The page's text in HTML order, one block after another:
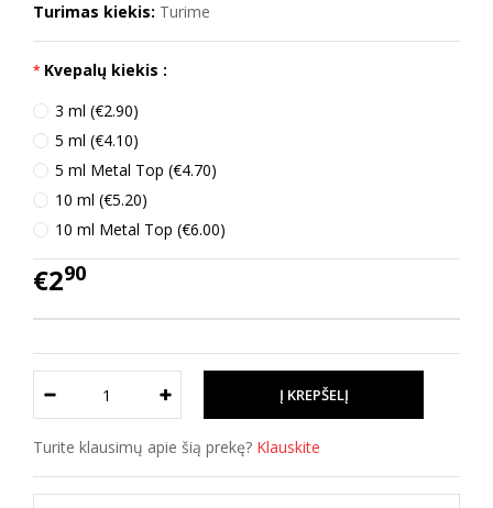
Turimas kiekis: Turime
Kvepalų kiekis :
3 ml (€2.90)
5 ml (€4.10)
5 ml Metal Top (€4.70)
10 ml (€5.20)
10 ml Metal Top (€6.00)
€290
Turite klausimų apie šią prekę? Klauskite